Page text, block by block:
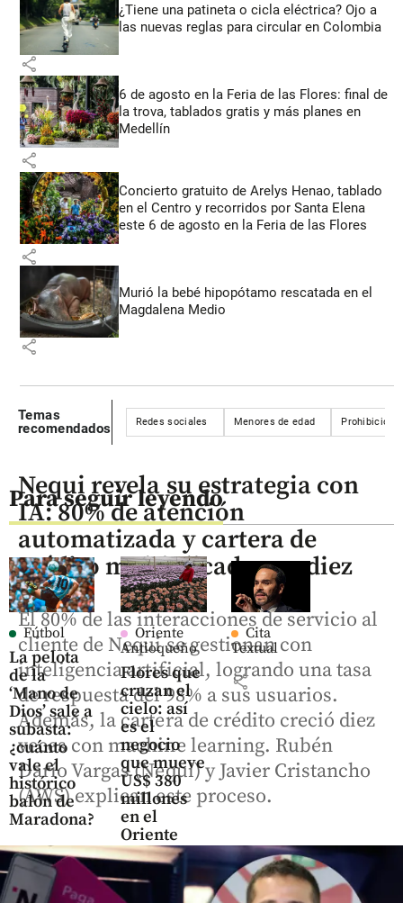
¿Tiene una patineta o cicla eléctrica? Ojo a
las nuevas reglas para circular en Colombia
share
6 de agosto en la Feria de las Flores: final de
la trova, tablados gratis y más planes en
Medellín
share
Concierto gratuito de Arelys Henao, tablado
en el Centro y recorridos por Santa Elena
este 6 de agosto en la Feria de las Flores
share
Murió la bebé hipopótamo rescatada en el
Magdalena Medio
share
Temas
recomendados
Redes sociales Menores de edad Prohibición
Para seguir leyendo
Fútbol
La pelota
de la
‘Mano de
Dios’ sale a
subasta:
¿cuánto
vale el
histórico
balón de
Maradona?
share
Oriente
Antioqueño
Flores que
cruzan el
cielo: así
es el
negocio
que mueve
US$ 380
millones
en el
Oriente
antioqueño
share
Cita
Textual
share
Nequi revela su estrategia con
IA: 80% de atención
automatizada y cartera de
crédito multiplicada por diez
El 80% de las interacciones de servicio al
cliente de Nequi se gestionan con
inteligencia artificial, logrando una tasa
de respuesta del 98% a sus usuarios.
Además, la cartera de crédito creció diez
veces con machine learning. Rubén
Darío Vargas (Nequi) y Javier Cristancho
(AWS) explican este proceso.